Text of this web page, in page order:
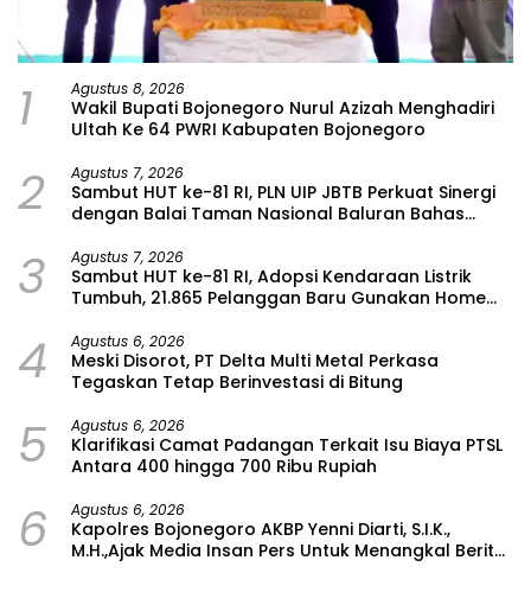
1 Agustus 8, 2026
Wakil Bupati Bojonegoro Nurul Azizah Menghadiri
Ultah Ke 64 PWRI Kabupaten Bojonegoro
2 Agustus 7, 2026
Sambut HUT ke-81 RI, PLN UIP JBTB Perkuat Sinergi
dengan Balai Taman Nasional Baluran Bahas
Watudodol/Kalipuro
3 Agustus 7, 2026
Sambut HUT ke-81 RI, Adopsi Kendaraan Listrik
Tumbuh, 21.865 Pelanggan Baru Gunakan Home
4 Agustus 6, 2026
Meski Disorot, PT Delta Multi Metal Perkasa
Tegaskan Tetap Berinvestasi di Bitung
5 Agustus 6, 2026
Klarifikasi Camat Padangan Terkait Isu Biaya PTSL
Antara 400 hingga 700 Ribu Rupiah
6 Agustus 6, 2026
Kapolres Bojonegoro AKBP Yenni Diarti, S.I.K.,
M.H.,Ajak Media Insan Pers Untuk Menangkal Berita